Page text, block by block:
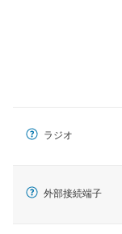
ラジオ
外部接続端子